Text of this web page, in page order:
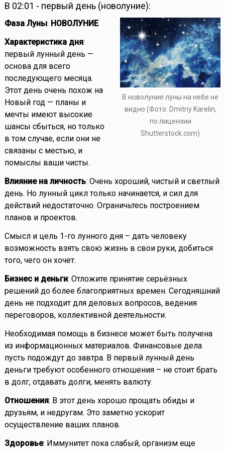
В 02:01 - первый день (новолуние):
В новолуние луны на небе не
видно (Фото: Dmitriy Karelin,
по лицензии
Shutterstock.com)
Фаза Луны: НОВОЛУНИЕ
Характеристика дня:
первый лунный день —
основа для всего
последующего месяца.
Этот день очень похож на
Новый год — планы и
мечты имеют высокие
шансы сбыться, но только
в том случае, если они не
связаны с местью, и
помыслы ваши чисты.
Влияние на личность: Очень хороший, чистый и светлый
день. Но лунный цикл только начинается, и сил для
действий недостаточно. Ограничьтесь построением
планов и проектов.
Смысл и цель 1-го лунного дня – дать человеку
возможность взять свою жизнь в свои руки, добиться
того, чего он хочет.
Бизнес и деньги: Отложите принятие серьёзных
решений до более благоприятных времен. Сегодняшний
день не подходит для деловых вопросов, ведения
переговоров, коллективной деятельности.
Необходимая помощь в бизнесе может быть получена
из информационных материалов. Финансовые дела
пусть подождут до завтра. В первый лунный день
деньги требуют особенного отношения – не стоит брать
в долг, отдавать долги, менять валюту.
Отношения: В этот день хорошо прощать обиды и
друзьям, и недругам. Это заметно ускорит
осуществление ваших планов.
Здоровье: Иммунитет пока слабый, организм еще